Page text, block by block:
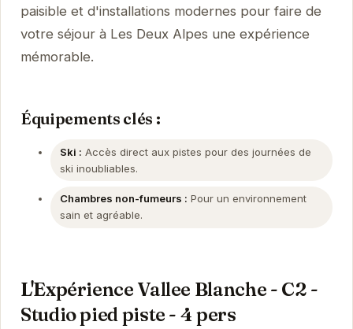
paisible et d'installations modernes pour faire de
votre séjour à Les Deux Alpes une expérience
mémorable.
Équipements clés :
Ski : Accès direct aux pistes pour des journées de
ski inoubliables.
Chambres non-fumeurs : Pour un environnement
sain et agréable.
L'Expérience Vallee Blanche - C2 -
Studio pied piste - 4 pers